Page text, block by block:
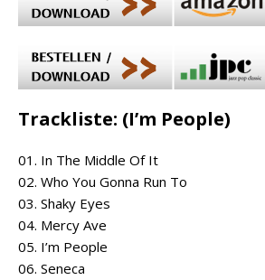
Trackliste: (I’m People)
01. In The Middle Of It
02. Who You Gonna Run To
03. Shaky Eyes
04. Mercy Ave
05. I’m People
06. Seneca